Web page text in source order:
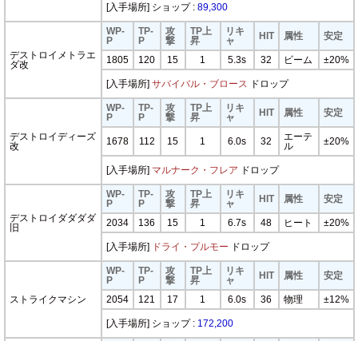
[入手場所] ショップ : 89,300
デストロイメトラエ
ダ改
WP-
P
TP-
P
攻
撃
TP上
昇
リキ
ャ
HIT 属性 安定
1805 120 15 1 5.3s 32 ビーム ±20%
[入手場所] サバイバル・ブロース ドロップ
デストロイディーズ
改
WP-
P
TP-
P
攻
撃
TP上
昇
リキ
ャ
HIT 属性 安定
1678 112 15 1 6.0s 32
エーテ
ル
±20%
[入手場所] マルナーク・フレア ドロップ
デストロイダダダダ
旧
WP-
P
TP-
P
攻
撃
TP上
昇
リキ
ャ
HIT 属性 安定
2034 136 15 1 6.7s 48 ヒート ±20%
[入手場所] ドライ・プルモー ドロップ
ストライクマシン
WP-
P
TP-
P
攻
撃
TP上
昇
リキ
ャ
HIT 属性 安定
2054 121 17 1 6.0s 36 物理 ±12%
[入手場所] ショップ : 172,200